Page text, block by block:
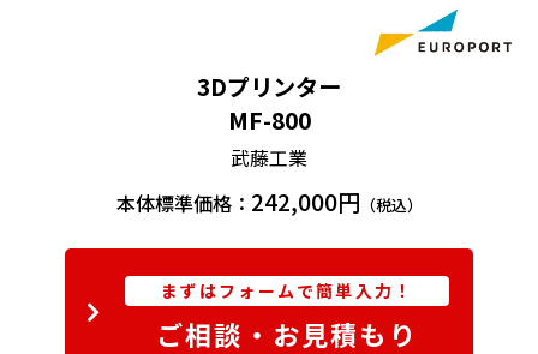
さ調整不足による造形失敗を防ぐことができます。
造形物の取り外しやすいマグネットシート
3Dプリンター
MF-800
武藤工業
本体標準価格： 242,000円 （税込）
まずはフォームで簡単入力！
ご相談・お見積もり